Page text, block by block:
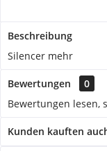
Beschreibung
Silencer mehr
Bewertungen
0
Bewertungen lesen,
Kunden kauften